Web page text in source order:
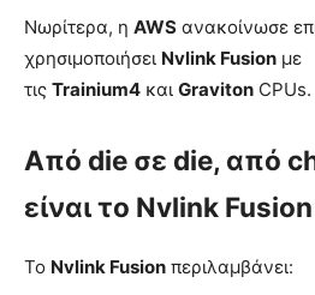
Νωρίτερα, η AWS ανακοίνωσε
χρησιμοποιήσει Nvlink Fusion με
τις Trainium4 και Graviton CPUs.
Από die σε die, από
είναι το Nvlink Fusion
Το Nvlink Fusion περιλαμβάνει: